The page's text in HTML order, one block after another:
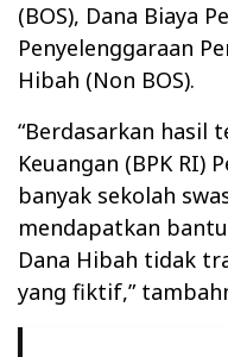
(BOS), Dana Biaya
Penyelenggaraan
Hibah (Non BOS).
“Berdasarkan hasil
Keuangan (BPK RI)
banyak sekolah
mendapatkan
Dana Hibah tidak
yang fiktif,”